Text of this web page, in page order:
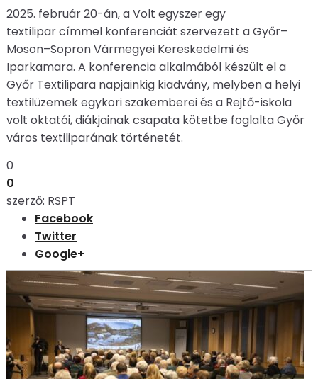
2025. február 20-án, a Volt egyszer egy
textilipar címmel konferenciát szervezett a Győr–
Moson–Sopron Vármegyei Kereskedelmi és
Iparkamara. A konferencia alkalmából készült el a
Győr Textilipara napjainkig kiadvány, melyben a helyi
textilüzemek egykori szakemberei és a Rejtő-iskola
volt oktatói, diákjainak csapata kötetbe foglalta Győr
város textiliparának történetét.
0
0
szerző: RSPT
Facebook
Twitter
Google+